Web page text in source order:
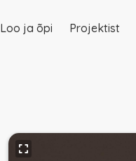
Loo ja õpi Projektist